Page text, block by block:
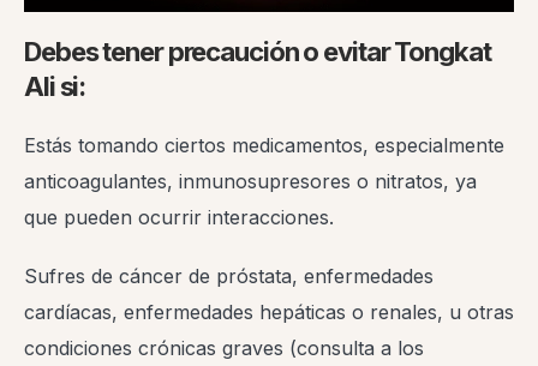
Debes tener precaución o evitar Tongkat
Ali si:
Estás tomando ciertos medicamentos, especialmente
anticoagulantes, inmunosupresores o nitratos, ya
que pueden ocurrir interacciones.
Sufres de cáncer de próstata, enfermedades
cardíacas, enfermedades hepáticas o renales, u otras
condiciones crónicas graves (consulta a los